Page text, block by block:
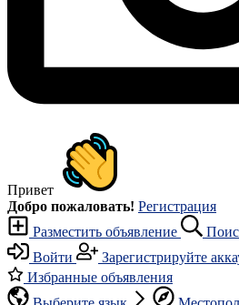
Привет
Добро пожаловать! Регистрация
Разместить объявление
Войти
Зарегистрируйте
Избранные объявления